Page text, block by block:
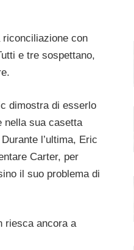
con
e tre sospettano,
dimostra di esserlo
nella sua casetta
l’ultima, Eric
Carter, per
il suo problema di
riesca ancora a